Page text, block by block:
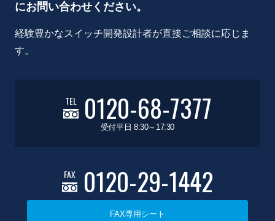
にお問い合わせください。
経験豊かなスイッチ開発設計者が直接ご相談に応じま
す。
TEL 0120-68-7377
受付平日 8:30～17:30
FAX 0120-29-1442
FAX専用シート